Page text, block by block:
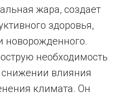
жара, создает
здоровья,
новорожденного.
необходимость
влияния
климата. Он